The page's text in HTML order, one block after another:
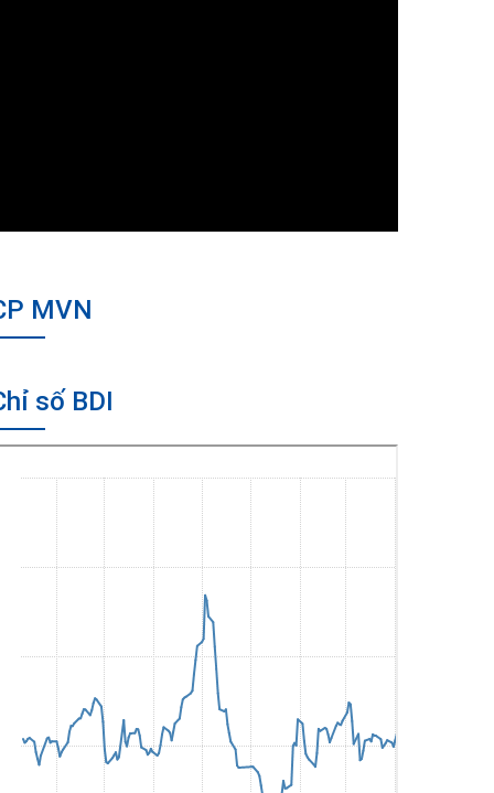
MVN
số BDI